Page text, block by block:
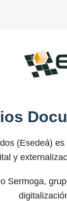
(Esedeá)
y
Sermoga,